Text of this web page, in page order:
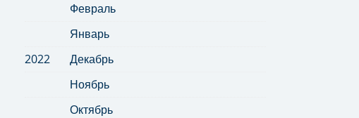
Февраль
Январь
2022
Декабрь
Ноябрь
Октябрь